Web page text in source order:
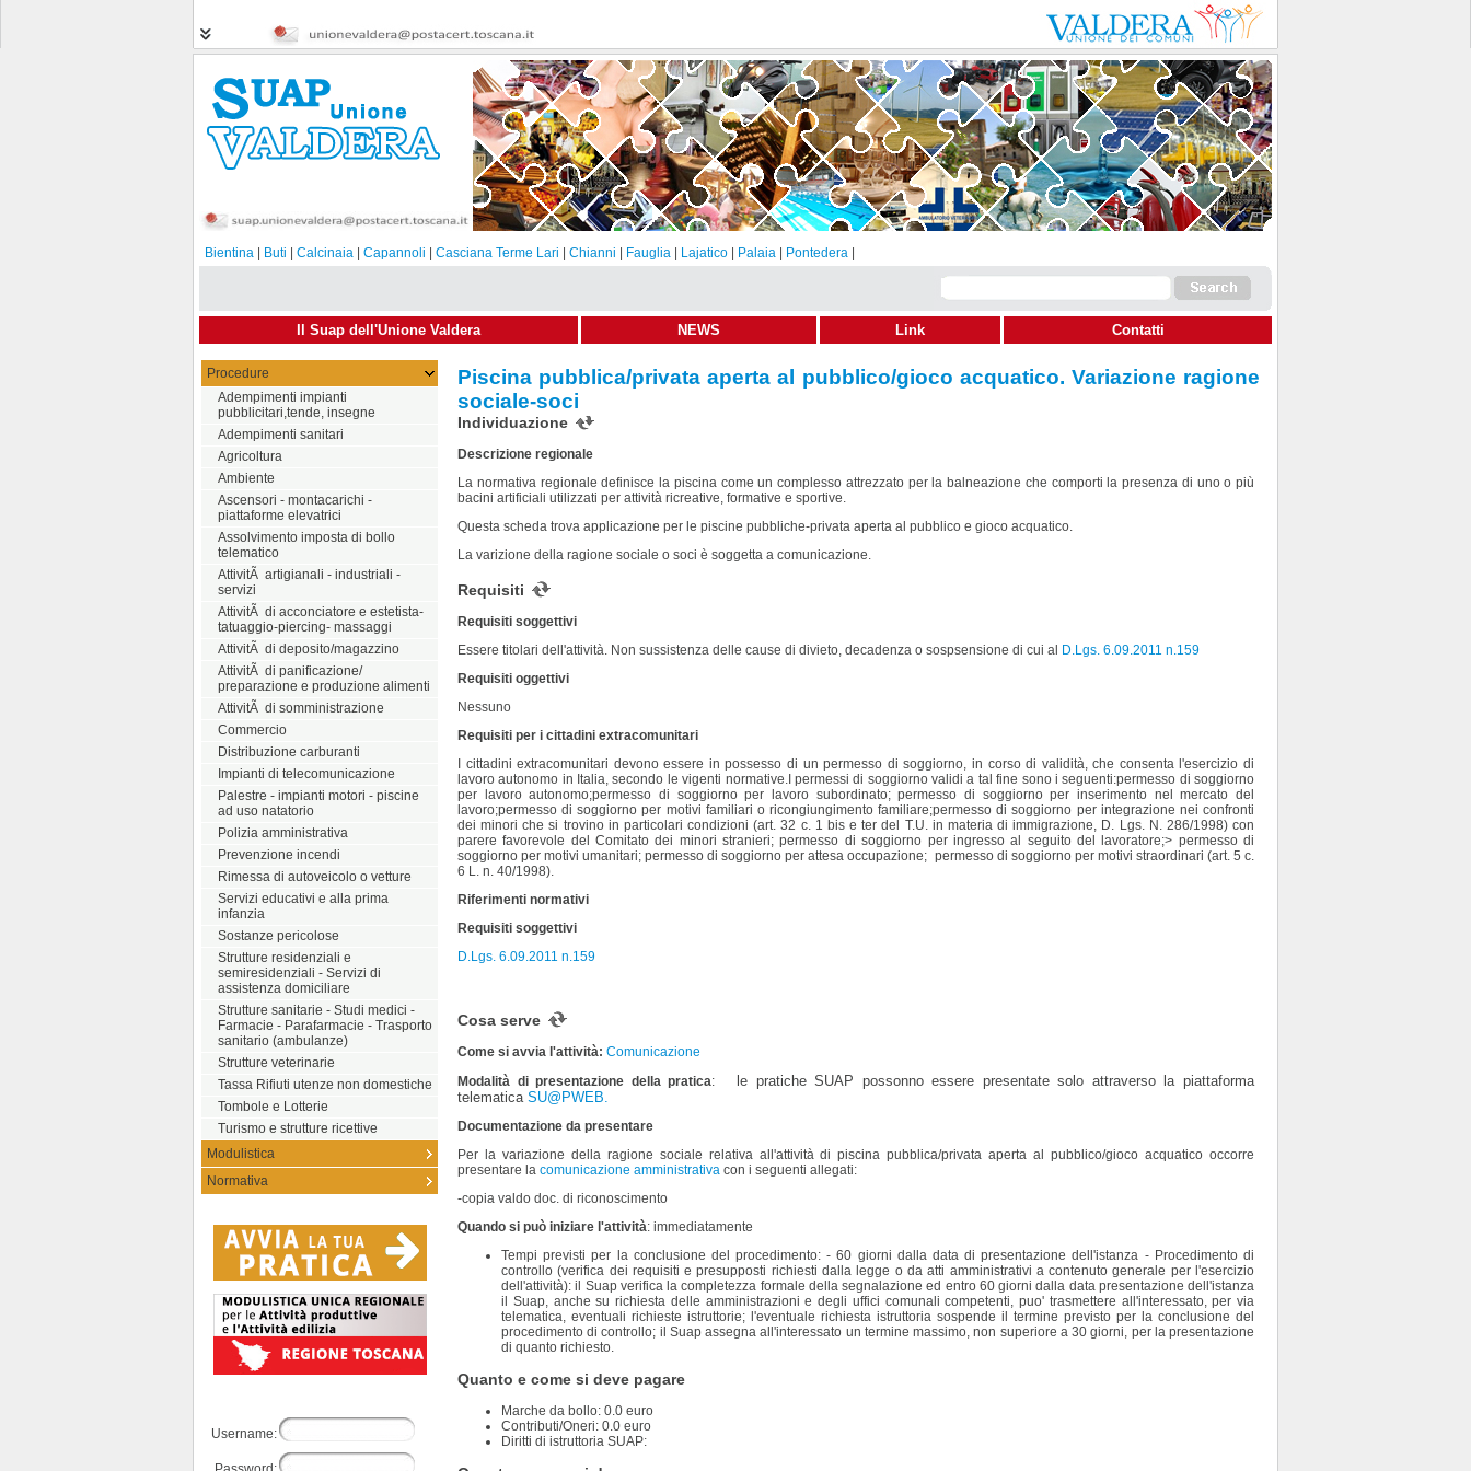
Bientina Buti Calcinaia Capannoli Casciana Terme Lari Chianni Fauglia Lajatico Palaia Pontedera
Il Suap dell'Unione Valdera NEWS Link Contatti
Procedure
Adempimenti impianti
pubblicitari,tende, insegne
Adempimenti sanitari
Agricoltura
Ambiente
Ascensori - montacarichi -
piattaforme elevatrici
Assolvimento imposta di bollo
telematico
AttivitÃ artigianali - industriali -
servizi
AttivitÃ di acconciatore e estetista-
tatuaggio-piercing- massaggi
AttivitÃ di deposito/magazzino
AttivitÃ di panificazione/
preparazione e produzione alimenti
AttivitÃ di somministrazione
Commercio
Distribuzione carburanti
Impianti di telecomunicazione
Palestre - impianti motori - piscine
ad uso natatorio
Polizia amministrativa
Prevenzione incendi
Rimessa di autoveicolo o vetture
Servizi educativi e alla prima
infanzia
Sostanze pericolose
Strutture residenziali e
semiresidenziali - Servizi di
assistenza domiciliare
Strutture sanitarie - Studi medici -
Farmacie - Parafarmacie - Trasporto
sanitario (ambulanze)
Strutture veterinarie
Tassa Rifiuti utenze non domestiche
Tombole e Lotterie
Turismo e strutture ricettive
Modulistica
Normativa
Username:
Piscina pubblica/privata aperta al pubblico/gioco acquatico. Variazione ragione
sociale-soci
Individuazione
Descrizione regionale
La normativa regionale definisce la piscina come un complesso attrezzato per la balneazione che comporti la presenza di uno o più
bacini artificiali utilizzati per attività ricreative, formative e sportive.
Questa scheda trova applicazione per le piscine pubbliche-privata aperta al pubblico e gioco acquatico.
La varizione della ragione sociale o soci è soggetta a comunicazione.
Requisiti
Requisiti soggettivi
Essere titolari dell'attività. Non sussistenza delle cause di divieto, decadenza o sospsensione di cui al D.Lgs. 6.09.2011 n.159
Requisiti oggettivi
Nessuno
Requisiti per i cittadini extracomunitari
I cittadini extracomunitari devono essere in possesso di un permesso di soggiorno, in corso di validità, che consenta l'esercizio di
lavoro autonomo in Italia, secondo le vigenti normative.I permessi di soggiorno validi a tal fine sono i seguenti:permesso di soggiorno
per lavoro autonomo;permesso di soggiorno per lavoro subordinato; permesso di soggiorno per inserimento nel mercato del
lavoro;permesso di soggiorno per motivi familiari o ricongiungimento familiare;permesso di soggiorno per integrazione nei confronti
dei minori che si trovino in particolari condizioni (art. 32 c. 1 bis e ter del T.U. in materia di immigrazione, D. Lgs. N. 286/1998) con
parere favorevole del Comitato dei minori stranieri; permesso di soggiorno per ingresso al seguito del lavoratore;> permesso di
soggiorno per motivi umanitari; permesso di soggiorno per attesa occupazione; permesso di soggiorno per motivi straordinari (art. 5 c.
6 L. n. 40/1998).
Riferimenti normativi
Requisiti soggettivi
D.Lgs. 6.09.2011 n.159
Cosa serve
Come si avvia l'attività: Comunicazione
Modalità di presentazione della pratica:
le pratiche SUAP possonno essere presentate solo attraverso la piattaforma
telematica SU@PWEB.
Documentazione da presentare
Per la variazione della ragione sociale relativa all'attività di piscina pubblica/privata aperta al pubblico/gioco acquatico occorre
presentare la comunicazione amministrativa con i seguenti allegati:
-copia valdo doc. di riconoscimento
Quando si può iniziare l'attività: immediatamente
Tempi previsti per la conclusione del procedimento: - 60 giorni dalla data di presentazione dell'istanza - Procedimento di
controllo (verifica dei requisiti e presupposti richiesti dalla legge o da atti amministrativi a contenuto generale per l'esercizio
dell'attività): il Suap verifica la completezza formale della segnalazione ed entro 60 giorni dalla data presentazione dell'istanza
il Suap, anche su richiesta delle amministrazioni e degli uffici comunali competenti, puo' trasmettere all'interessato, per via
telematica, eventuali richieste istruttorie; l'eventuale richiesta istruttoria sospende il termine previsto per la conclusione del
procedimento di controllo; il Suap assegna all'interessato un termine massimo, non superiore a 30 giorni, per la presentazione
di quanto richiesto.
Quanto e come si deve pagare
Marche da bollo: 0.0 euro
Contributi/Oneri: 0.0 euro
Diritti di istruttoria SUAP: